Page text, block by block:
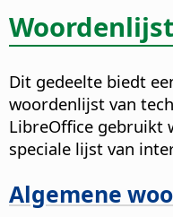
Dit gedeelte biedt
woordenlijst van
LibreOffice gebruikt
speciale lijst van
Algemene